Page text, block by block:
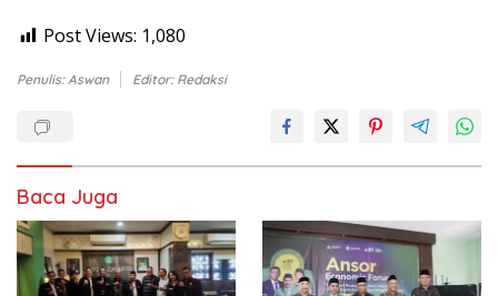
Post Views: 1,080
Penulis: Aswan Editor: Redaksi
Baca Juga